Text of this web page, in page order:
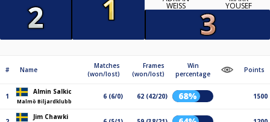
WEISS YOUSEF
# Name
Matches
(won/lost)
Frames
(won/lost)
Win
percentage
Points
1
Almin Salkic
Malmö Biljardklubb
6 (6/0) 62 (42/20) 68% 1500
Jim Chawki